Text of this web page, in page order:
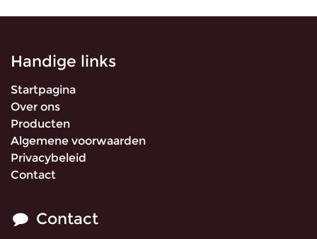
Handige links
Startpagina
Over ons
Producten
Algemene voorwaarden
Privacybeleid
Contact
Contact